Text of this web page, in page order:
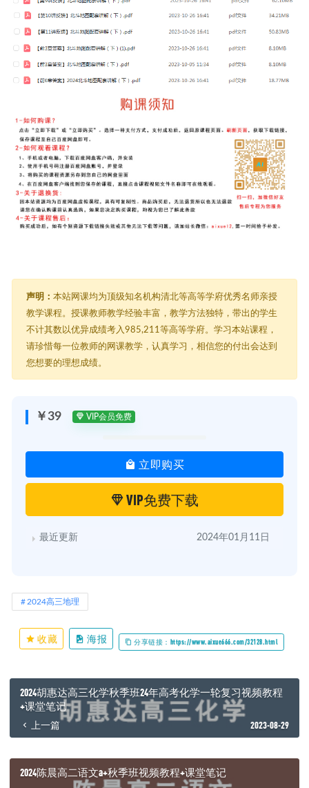
声明： 本站网课均为顶级知名机构清北等高等学府优秀名师亲授
教学课程。授课教师教学经验丰富，教学方法独特，带出的学生
不计其数以优异成绩考入985,211等高等学府。学习本站课程，
请珍惜每一位教师的网课教学，认真学习，相信您的付出会达到
您想要的理想成绩。
￥39 VIP会员免费
立即购买
VIP免费下载
最近更新 2024年01月11日
2024高三地理
收藏 海报 分享链接：https://www.aixue666.com/32128.html
2024胡惠达高三化学秋季班24年高考化学一轮复习视频教程
+课堂笔记
上一篇 2023-08-29
2024陈晨高二语文a+秋季班视频教程+课堂笔记